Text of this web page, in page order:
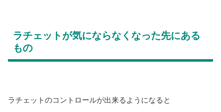
ラチェットが気にならなくなった先にある
もの
ラチェットのコントロールが出来るようになると